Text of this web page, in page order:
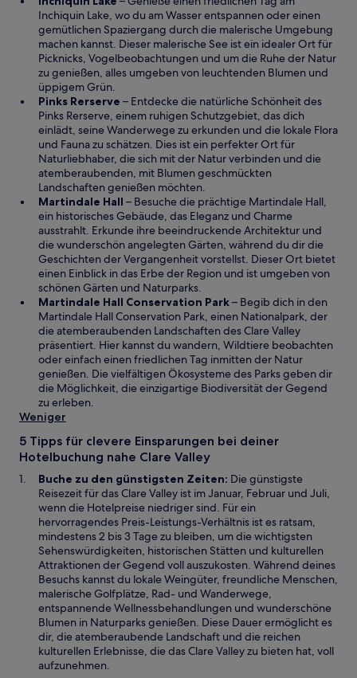
n
e
u
e
n
e
n
s
t
e
r
g
e
ö
f
f
n
e
t
i
r
d
i
n
i
n
e
m
n
e
u
e
n
F
e
n
s
t
e
r
g
e
ö
f
f
Inchiquin Lake, wo du am Wasser entspannen oder einen
gemütlichen Spaziergang durch die malerische Umgebung
machen kannst. Dieser malerische See ist ein idealer Ort für
Picknicks, Vogelbeobachtungen und um die Ruhe der Natur
zu genießen, alles umgeben von leuchtenden Blumen und
üppigem Grün.
Pinks Rerserve W
i
r
d
i
n
e
i
n
e
m
n
e
u
e
n
F
e
n
s
t
e
ö
f
f
n
e
t
– Entdecke die natürliche Schönheit des
Pinks Rerserve, einem ruhigen Schutzgebiet, das dich
einlädt, seine Wanderwege zu erkunden und die lokale Flora
und Fauna zu schätzen. Dies ist ein perfekter Ort für
Naturliebhaber, die sich mit der Natur verbinden und die
atemberaubenden, mit Blumen geschmückten
Landschaften genießen möchten.
Martindale Hall W
i
r
d
i
n
e
n
e
m
n
e
u
e
n
s
t
e
r
g
e
ö
f
f
n
e
t
– Besuche die prächtige Martindale Hall,
ein historisches Gebäude, das Eleganz und Charme
ausstrahlt. Erkunde ihre beeindruckende Architektur und
die wunderschön angelegten Gärten, während du dir die
Geschichten der Vergangenheit vorstellst. Dieser Ort bietet
einen Einblick in das Erbe der Region und ist umgeben von
schönen Gärten und Naturparks.
Martindale Hall Conservation ParkW
i
r
d
i
n
e
m
e
u
e
n
F
e
n
s
t
e
r
g
e
ö
– Begib dich in den
Martindale Hall Conservation Park, einen Nationalpark, der
die atemberaubenden Landschaften des Clare Valley
präsentiert. Hier kannst du wandern, Wildtiere beobachten
oder einfach einen friedlichen Tag inmitten der Natur
genießen. Die vielfältigen Ökosysteme des Parks geben dir
die Möglichkeit, die einzigartige Biodiversität der Gegend
zu erleben.
Weniger
5 Tipps für clevere Einsparungen bei deiner
Hotelbuchung nahe Clare Valley
Buche zu den günstigsten Zeiten: Die günstigste
Reisezeit für das Clare Valley ist im Januar, Februar und Juli,
wenn die Hotelpreise niedriger sind. Für ein
hervorragendes Preis-Leistungs-Verhältnis ist es ratsam,
mindestens 2 bis 3 Tage zu bleiben, um die wichtigsten
Sehenswürdigkeiten, historischen Stätten und kulturellen
Attraktionen der Gegend voll auszukosten. Während deines
Besuchs kannst du lokale Weingüter, freundliche Menschen,
malerische Golfplätze, Rad- und Wanderwege,
entspannende Wellnessbehandlungen und wunderschöne
Blumen in Naturparks genießen. Diese Dauer ermöglicht es
dir, die atemberaubende Landschaft und die reichen
kulturellen Erlebnisse, die das Clare Valley zu bieten hat, voll
aufzunehmen.